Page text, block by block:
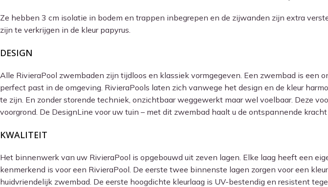
Ze hebben 3 cm isolatie in bodem en trappen inbegrepen en de zijwanden zijn extra
zijn te verkrijgen in de kleur papyrus.
DESIGN
Alle RivieraPool zwembaden zijn tijdloos en klassiek vormgegeven. Een zwembad is een
perfect past in de omgeving. RivieraPools laten zich vanwege het design en de kleur
te zijn. En zonder storende techniek, onzichtbaar weggewerkt maar wel voelbaar. Deze
voorgrond. De DesignLine voor uw tuin – met dit zwembad haalt u de ontspannende
KWALITEIT
Het binnenwerk van uw RivieraPool is opgebouwd uit zeven lagen. Elke laag heeft een
kenmerkend is voor een RivieraPool. De eerste twee binnenste lagen zorgen voor een
huidvriendelijk zwembad. De eerste hoogdichte kleurlaag is UV-bestendig en resistent